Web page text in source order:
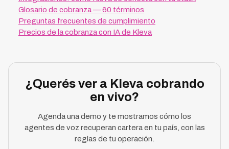
Glosario de cobranza — 60 términos
Preguntas frecuentes de cumplimiento
Precios de la cobranza con IA de Kleva
¿Querés ver a Kleva cobrando
en vivo?
Agenda una demo y te mostramos cómo los
agentes de voz recuperan cartera en tu país, con las
reglas de tu operación.